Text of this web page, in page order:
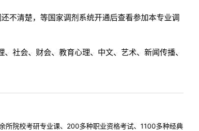
不清楚，等国家调剂系统开通后查看参加本专业调
社会、财会、教育心理、中文、艺术、新闻传播、
所院校考研专业课、200多种职业资格考试、1100多种经典